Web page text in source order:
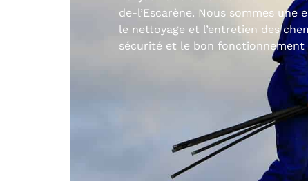
de-l’Escarène. Nous sommes une
le nettoyage et l’entretien des
sécurité et le bon